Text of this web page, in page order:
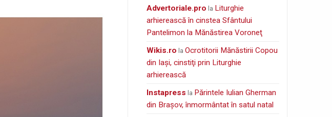
Advertoriale.pro la Liturghie
arhierească în cinstea Sfântului
Pantelimon la Mănăstirea Voroneţ
wikis.ro laOcrotitorii Mănăstirii Copou
din Iaşi, cinstiţi prin Liturghie
arhierească
Instapress la Părintele Iulian Gherman
din Braşov, înmormântat în satul natal